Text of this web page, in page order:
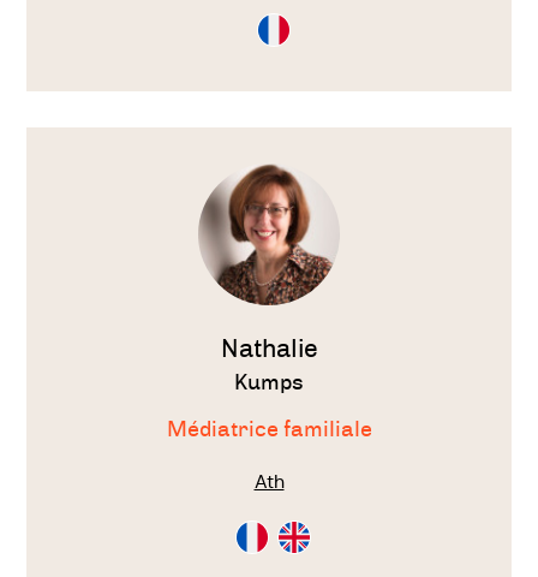
Consultation
en
Voir
Nathalie
Kumps
Médiatrice familiale
Ath
Consultation
en
Consultation
en